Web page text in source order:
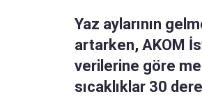
Yaz aylarının
artarken, AKOM
verilerine göre
sıcaklıklar 30